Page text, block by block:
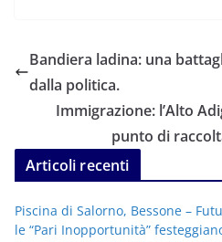
Bandiera ladina: una
dalla politica.
Immigrazione: l’Alto
punto di
Articoli recenti
Piscina di Salorno, Bessone –
le “Pari Inopportunità”